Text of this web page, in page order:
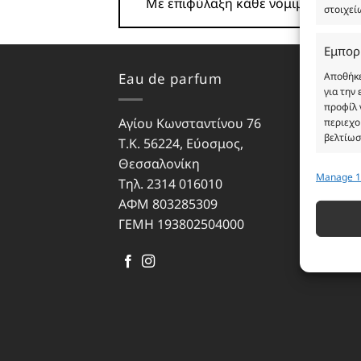
για την
προφίλ
που
Manage
Eau de parfum
Αγίου Κωνσταντίνου 76
Τ.Κ. 56224, Εύοσμος,
Θεσσαλονίκη
Τηλ. 2314 016010
ΑΦΜ 803285309
ΓΕΜΗ 193802504000